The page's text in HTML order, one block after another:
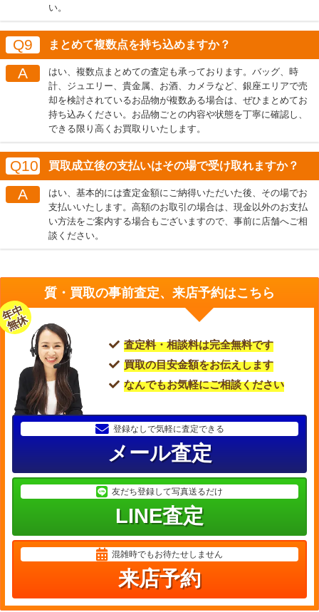
い。
Q9 まとめて複数点を持ち込めますか？
A
はい、複数点まとめての査定も承っております。バッグ、時
計、ジュエリー、貴金属、お酒、カメラなど、銀座エリアで売
却を検討されているお品物が複数ある場合は、ぜひまとめてお
持ち込みください。お品物ごとの内容や状態を丁寧に確認し、
できる限り高くお買取りいたします。
Q10 買取成立後の支払いはその場で受け取れますか？
A
はい、基本的には査定金額にご納得いただいた後、その場でお
支払いいたします。高額のお取引の場合は、現金以外のお支払
い方法をご案内する場合もございますので、事前に店舗へご相
談ください。
質・買取の事前査定、来店予約はこちら
年中
無休
査定料・相談料は完全無料です
買取の目安金額をお伝えします
なんでもお気軽にご相談ください
登録なしで気軽に査定できる
メール査定
友だち登録して写真送るだけ
LINE査定
混雑時でもお待たせしません
来店予約